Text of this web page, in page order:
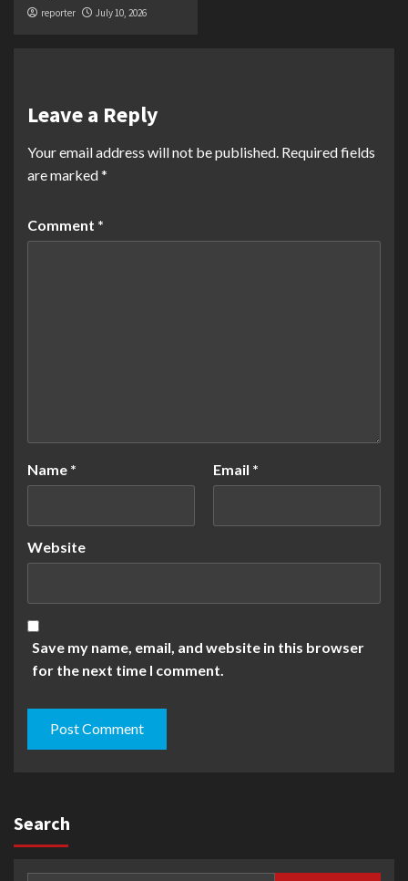
reporter July 10, 2026
Leave a Reply
Your email address will not be published. Required fields
are marked*
Comment *
Name * Email *
Website
Save my name, email, and website in this browser
for the next time I comment.
Search